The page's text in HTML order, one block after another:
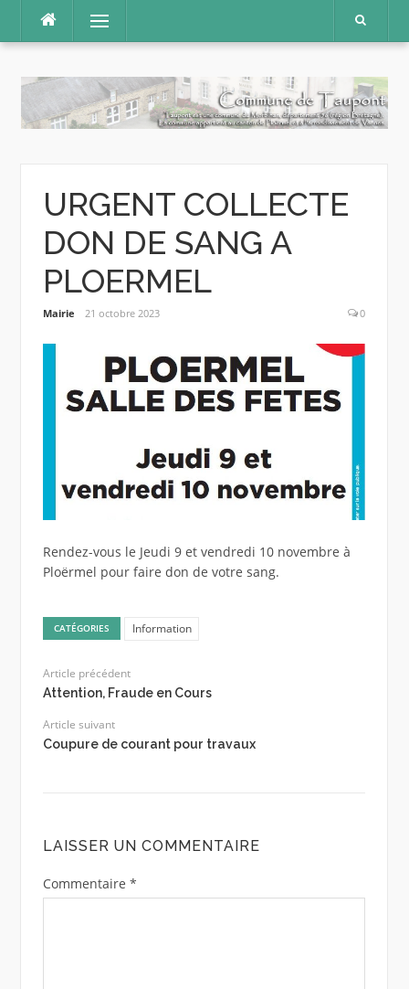
contenu
Menu
URGENT COLLECTE
DON DE SANG A
PLOERMEL
Mairie 21 octobre 2023 0
Rendez-vous le Jeudi 9 et vendredi 10 novembre à
Ploërmel pour faire don de votre sang.
CATÉGORIES Information
Article précédent
Attention, Fraude en Cours
Article suivant
Coupure de courant pour travaux
LAISSER UN COMMENTAIRE
Commentaire *